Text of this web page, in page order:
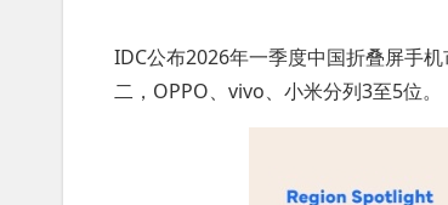
IDC公布2026年一季度中国折叠屏手
二，OPPO、vivo、小米分列3至5位。